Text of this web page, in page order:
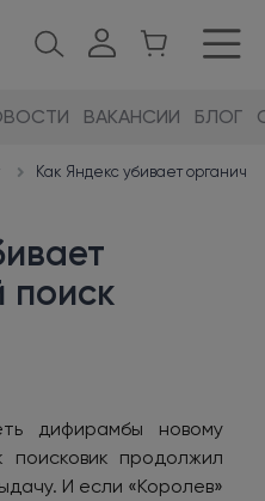
ВАКАНСИИ БЛОГ
Как Яндекс убивает
поиск
дифирамбы новому
поисковик продолжил
И если «Королев»